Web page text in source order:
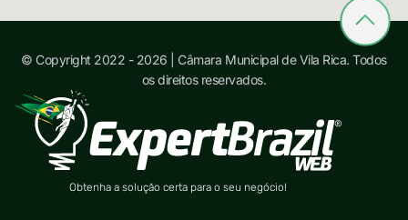
© Copyright 2022 - 2026 | Câmara Municipal de Vila Rica. Todos
os direitos reservados.
Obtenha a solução certa para o seu negócio!